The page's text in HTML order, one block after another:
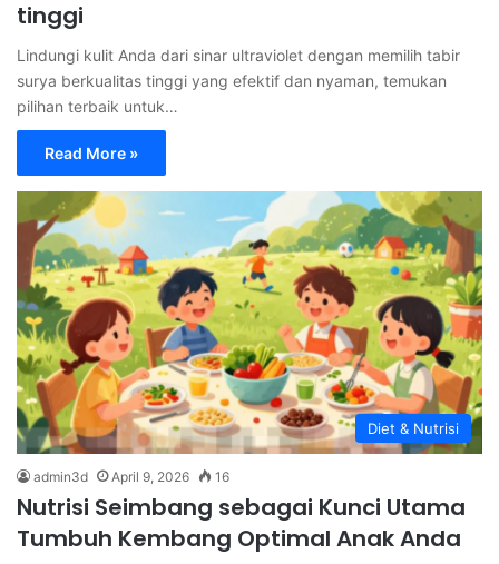
tinggi
Lindungi kulit Anda dari sinar ultraviolet dengan memilih tabir
surya berkualitas tinggi yang efektif dan nyaman, temukan
pilihan terbaik untuk…
Read More »
Diet & Nutrisi
admin3d April 9, 2026 16
Nutrisi Seimbang sebagai Kunci Utama
Tumbuh Kembang Optimal Anak Anda